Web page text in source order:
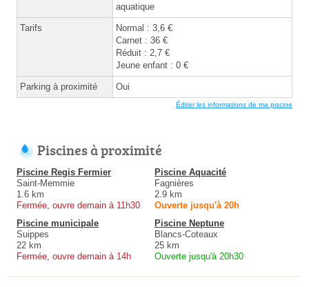
aquatique
Tarifs
Normal : 3,6 €
Carnet : 36 €
Réduit : 2,7 €
Jeune enfant : 0 €
Parking à proximité Oui
Éditer les informations de ma piscine
Piscines à proximité
Piscine Regis Fermier
Saint-Memmie
1.6 km
Fermée, ouvre demain à 11h30
Piscine Aquacité
Fagnières
2.9 km
Ouverte jusqu'à 20h
Piscine municipale
Suippes
22 km
Fermée, ouvre demain à 14h
Piscine Neptune
Blancs-Coteaux
25 km
Ouverte jusqu'à 20h30